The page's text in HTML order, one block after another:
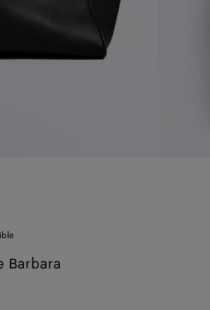
Barbara